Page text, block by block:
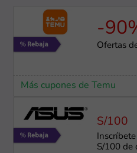
-
Ofertas
Más cupones de Temu
S/100
S/100 de